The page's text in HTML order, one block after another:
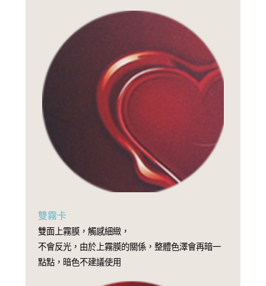
雙霧卡
雙面上霧膜，觸感細緻，
不會反光，由於上霧膜的關係，整體色澤會再暗一
點點，暗色不建議使用